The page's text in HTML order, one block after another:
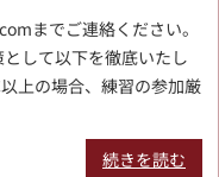
までご連絡ください。
として以下を徹底いたし
上の場合、練習の参加厳
続きを読む